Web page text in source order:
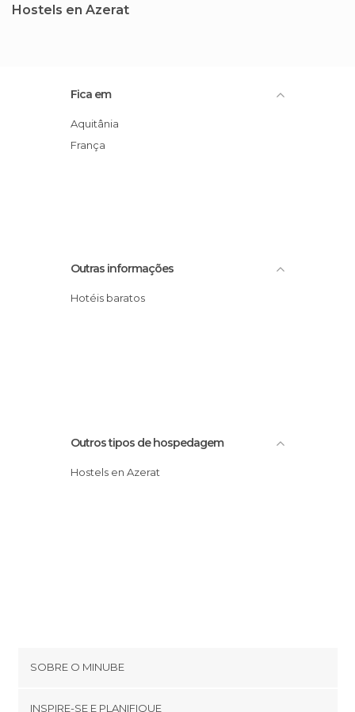
Hostels en Azerat
Fica em
Aquitânia
França
Outras informações
Hotéis baratos
Outros tipos de hospedagem
Hostels en Azerat
SOBRE O MINUBE
INSPIRE-SE E PLANIFIQUE